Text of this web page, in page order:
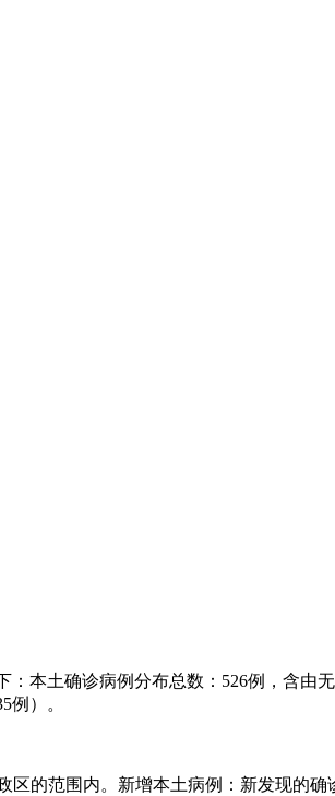
本土确诊病例分布总数：526例，含由
例）。
区的范围内。新增本土病例：新发现的